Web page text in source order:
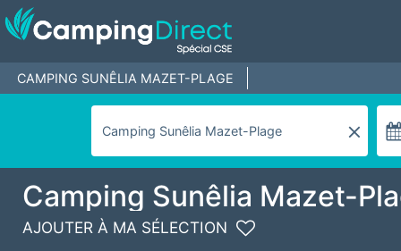
CAMPING SUNÊLIA MAZET-PLAGE
Camping Sunêlia Mazet-
AJOUTER À MA SÉLECTION